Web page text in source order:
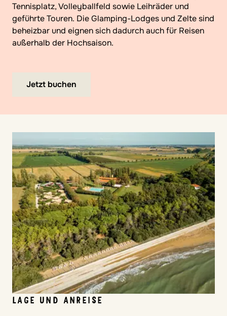
Tennisplatz, Volleyballfeld sowie Leihräder und
geführte Touren. Die Glamping-Lodges und Zelte sind
beheizbar und eignen sich dadurch auch für Reisen
außerhalb der Hochsaison.
Jetzt buchen
LAGE UND ANREISE